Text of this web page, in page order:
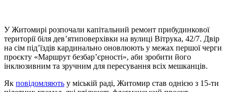
У Житомирі розпочали капітальний ремонт прибудинкової
території біля дев’ятиповерхівки на вулиці Вітрука, 42/7. Двір
на сім під’їздів кардинально оновлюють у межах першої черги
проєкту «Маршрут безбар’єрності», аби зробити його
інклюзивним та зручним для пересування всіх мешканців.
Як повідомляють у міській раді, Житомир став однією з 15-ти